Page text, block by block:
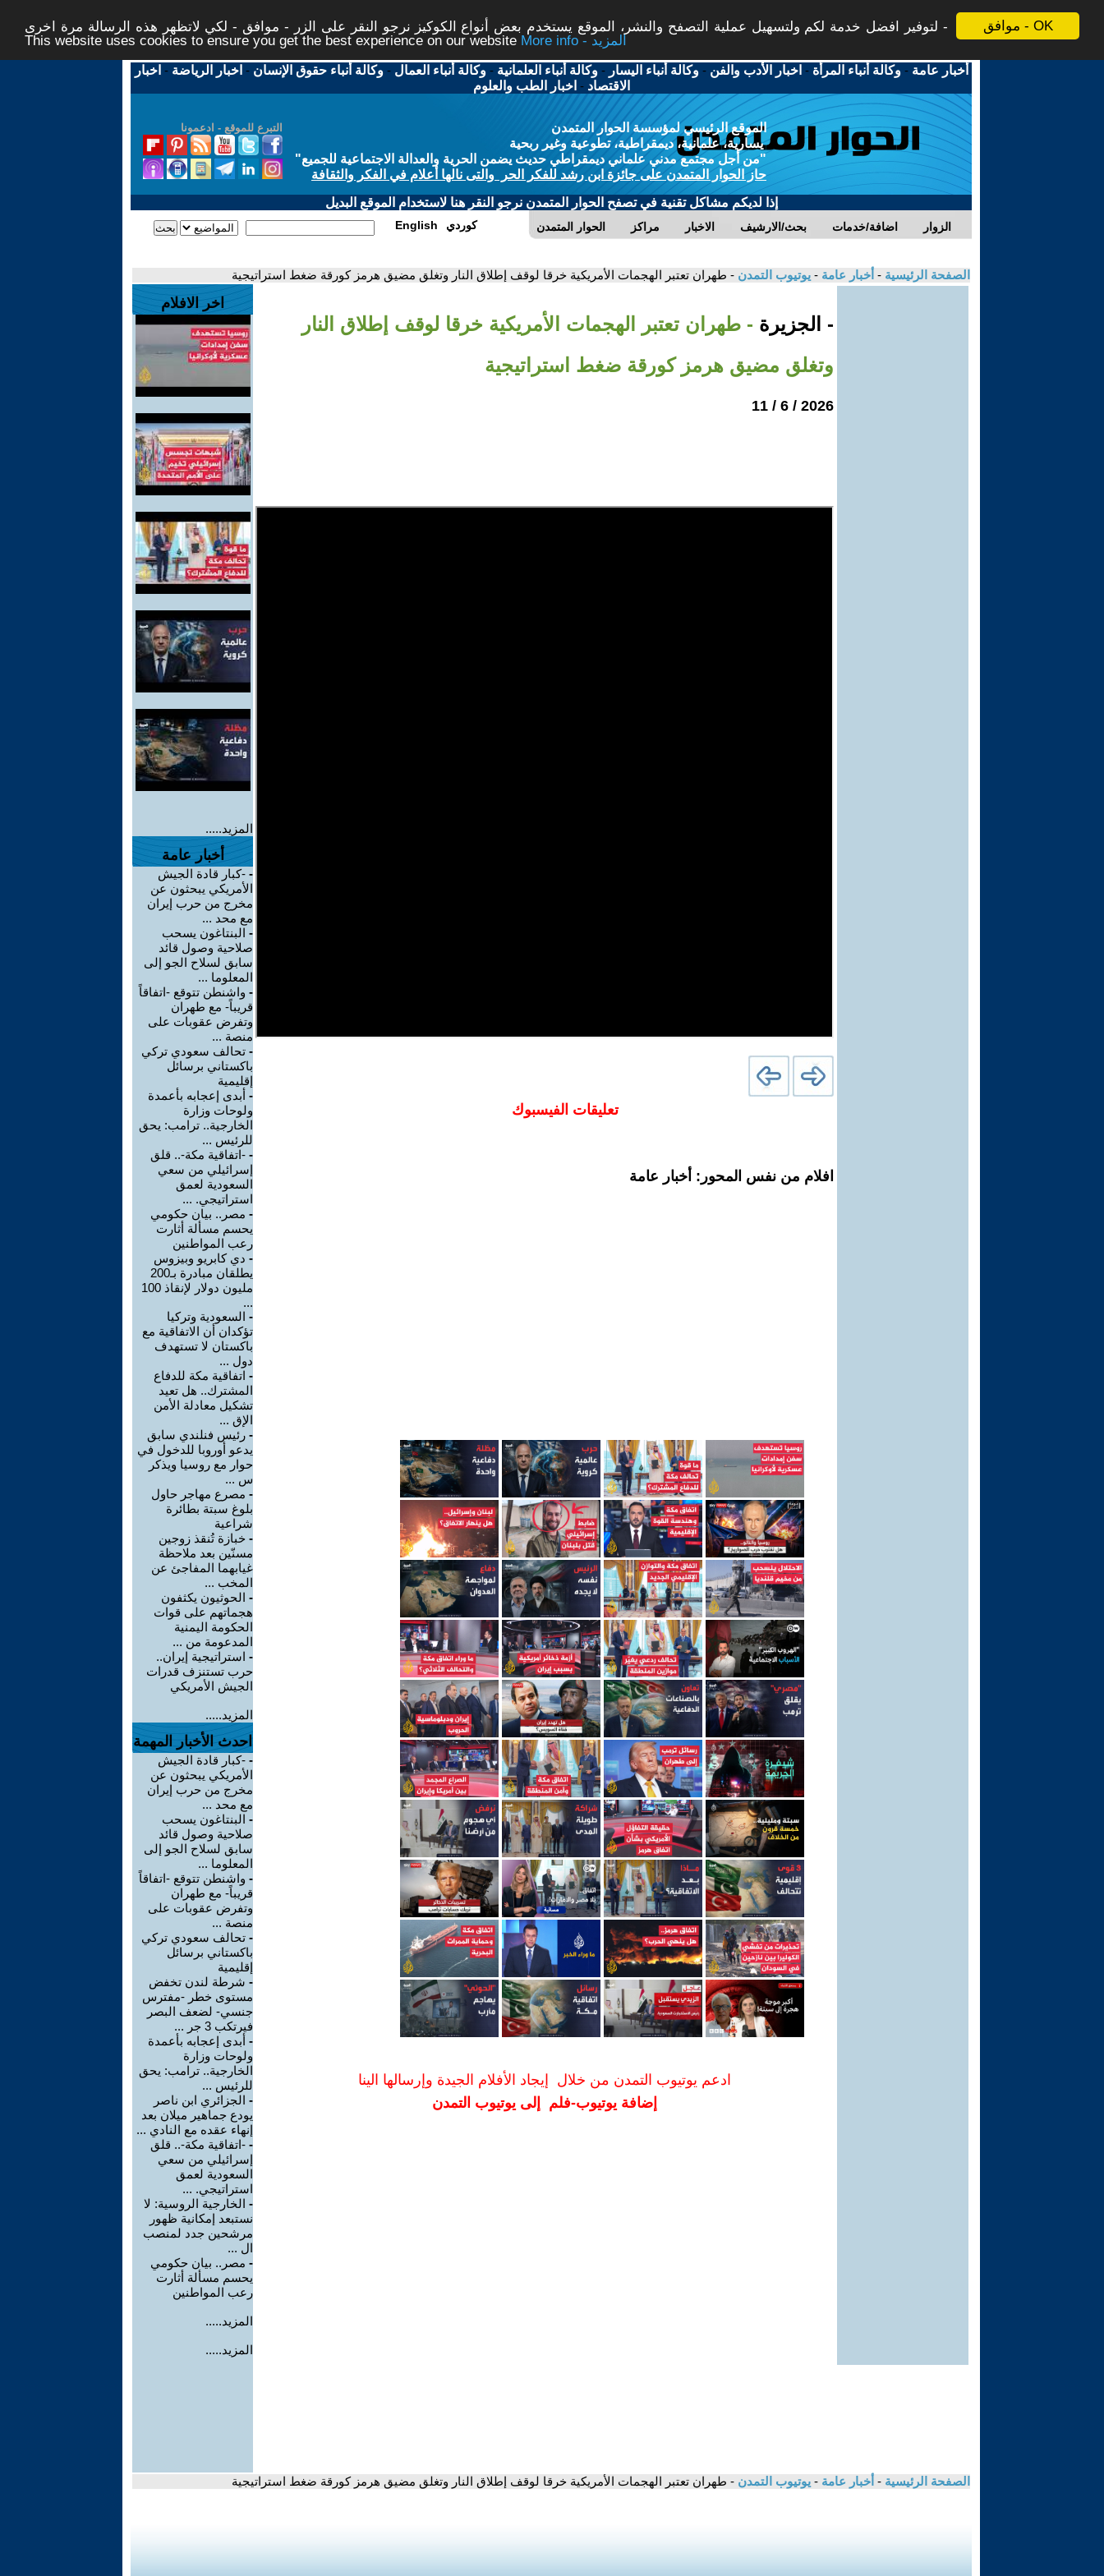
موافق - OK
لتوفير افضل خدمة لكم ولتسهيل عملية التصفح والنشر، الموقع يستخدم بعض أنواع الكوكيز نرجو النقر على الزر - موافق - لكي لاتظهر هذه الرسالة مرة اخرى -
This website uses cookies to ensure you get the best experience on our website
More info - المزيد
أخبار عامة -وكالة أنباء المرأة - اخبار الأدب والفن -وكالة أنباء اليسار -وكالة أنباء العلمانية -وكالة أنباء العمال -وكالة أنباء حقوق الإنسان - اخبار الرياضة - اخبار
الاقتصاد - اخبار الطب والعلوم
التبرع للموقع - ادعمونا
الموقع الرئيسي لمؤسسة الحوار المتمدن
يسارية، علمانية، ديمقراطية، تطوعية وغير ربحية
"من أجل مجتمع مدني علماني ديمقراطي حديث يضمن الحرية والعدالة الاجتماعية للجميع"
حاز الحوار المتمدن على جائزة ابن رشد للفكر الحر والتى نالها أعلام في الفكر والثقافة
إذا لديكم مشاكل تقنية في تصفح الحوار المتمدن نرجو النقر هنا لاستخدام الموقع البديل
الحوار المتمدن مراكز الاخبار بحث/الارشيف اضافة/خدمات الزوار English كوردي
الصفحة الرئيسية - أخبار عامة - يوتيوب التمدن - طهران تعتبر الهجمات الأمريكية خرقا لوقف إطلاق النار وتغلق مضيق هرمز كورقة ضغط استراتيجية
- الجزيرة - طهران تعتبر الهجمات الأمريكية خرقا لوقف إطلاق النار
وتغلق مضيق هرمز كورقة ضغط استراتيجية
2026 / 6 / 11
تعليقات الفيسبوك
افلام من نفس المحور: أخبار عامة
ادعم يوتيوب التمدن من خلال إيجاد الأفلام الجيدة وإرسالها الينا
إضافة يوتيوب-فلم إلى يوتيوب التمدن
اخر الافلام
المزيد.....
أخبار عامة
- -كبار قادة الجيش
الأمريكي يبحثون عن
مخرج من حرب إيران
مع محد ...
- البنتاغون يسحب
صلاحية وصول قائد
سابق لسلاح الجو إلى
المعلوما ...
- واشنطن تتوقع -اتفاقاً
قريباً- مع طهران
وتفرض عقوبات على
منصة ...
- تحالف سعودي تركي
باكستاني برسائل
إقليمية
- أبدى إعجابه بأعمدة
ولوحات وزارة
الخارجية.. ترامب: يحق
للرئيس ...
- -اتفاقية مكة-.. قلق
إسرائيلي من سعي
السعودية لعمق
استراتيجي. ...
- مصر.. بيان حكومي
يحسم مسألة أثارت
رعب المواطنين
- دي كابريو وبيزوس
يطلقان مبادرة بـ200
مليون دولار لإنقاذ 100
...
- السعودية وتركيا
تؤكدان أن الاتفاقية مع
باكستان لا تستهدف
دول ...
- اتفاقية مكة للدفاع
المشترك.. هل تعيد
تشكيل معادلة الأمن
الإق ...
- رئيس فنلندي سابق
يدعو أوروبا للدخول في
حوار مع روسيا ويذكر
س ...
- مصرع مهاجر حاول
بلوغ سبتة بطائرة
شراعية
- خبازة تُنقذ زوجين
مسنّين بعد ملاحظة
غيابهما المفاجئ عن
المخب ...
- الحوثيون يكثفون
هجماتهم على قوات
الحكومة اليمنية
المدعومة من ...
- استراتيجية إيران..
حرب تستنزف قدرات
الجيش الأمريكي
المزيد.....
احدث الأخبار المهمة
- -كبار قادة الجيش
الأمريكي يبحثون عن
مخرج من حرب إيران
مع محد ...
- البنتاغون يسحب
صلاحية وصول قائد
سابق لسلاح الجو إلى
المعلوما ...
- واشنطن تتوقع -اتفاقاً
قريباً- مع طهران
وتفرض عقوبات على
منصة ...
- تحالف سعودي تركي
باكستاني برسائل
إقليمية
- شرطة لندن تخفض
مستوى خطر -مفترس
جنسي- لضعف البصر
فيرتكب 3 جر ...
- أبدى إعجابه بأعمدة
ولوحات وزارة
الخارجية.. ترامب: يحق
للرئيس ...
- الجزائري ابن ناصر
يودع جماهير ميلان بعد
إنهاء عقده مع النادي ...
- -اتفاقية مكة-.. قلق
إسرائيلي من سعي
السعودية لعمق
استراتيجي. ...
- الخارجية الروسية: لا
نستبعد إمكانية ظهور
مرشحين جدد لمنصب
ال ...
- مصر.. بيان حكومي
يحسم مسألة أثارت
رعب المواطنين
المزيد.....
المزيد.....
الصفحة الرئيسية - أخبار عامة - يوتيوب التمدن - طهران تعتبر الهجمات الأمريكية خرقا لوقف إطلاق النار وتغلق مضيق هرمز كورقة ضغط استراتيجية